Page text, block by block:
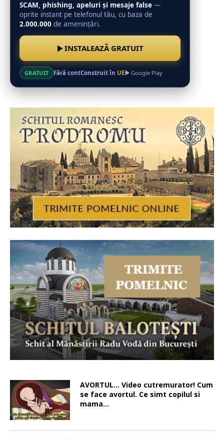
SCAM, phishing, apeluri și mesaje false —
oprite instant pe telefonul tău, cu baza de
2.000.000 de amenințări.
INSTALEAZĂ GRATUIT
GRATUIT Fără contConstruit în UE Google Play
AVORTUL… Video cutremurator! Cum
se face avortul. Ce simt copilul si
mama…